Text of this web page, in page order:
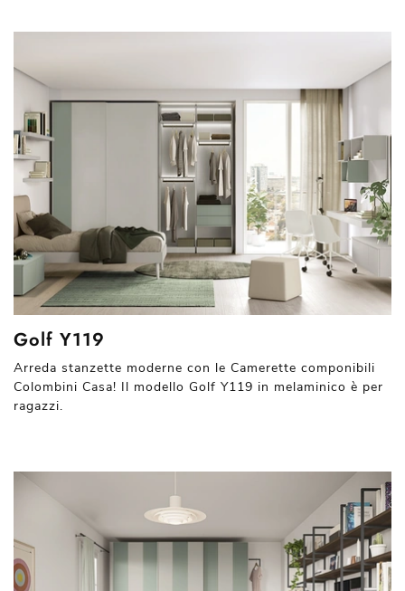
Golf Y119
Arreda stanzette moderne con le Camerette componibili
Colombini Casa! Il modello Golf Y119 in melaminico è per
ragazzi.